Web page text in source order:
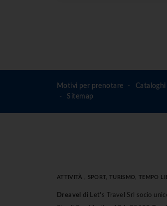
Motivi per prenotare Cataloghi
Sitemap
ATTIVITÀ , SPORT, TURISMO, TEMPO
Dreavel
di Let's Travel Srl socio